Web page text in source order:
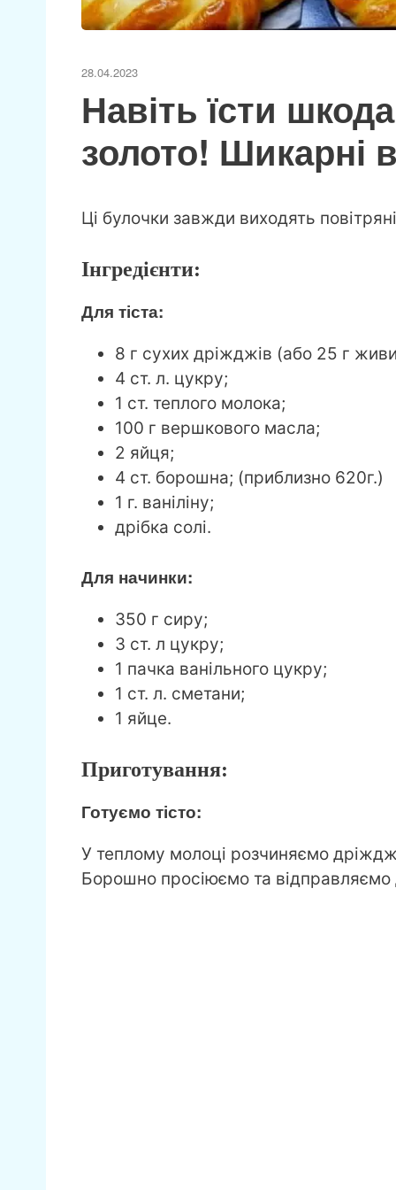
28.04.2023
Навіть їсти
золото! Шикарні
Ці булочки завжди виходять
Інгредієнти:
Для тіста:
8 г сухих дріжджів (або 25 г
4 ст. л. цукру;
1 ст. теплого молока;
100 г вершкового масла;
2 яйця;
4 ст. борошна; (приблизно 620г.)
1 г. ваніліну;
дрібка солі.
Для начинки:
350 г сиру;
3 ст. л цукру;
1 пачка ванільного цукру;
1 ст. л. сметани;
1 яйце.
Приготування:
Готуємо тісто:
У теплому молоці розчиняємо
Борошно просіюємо та